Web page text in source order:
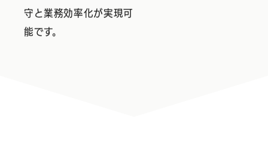
守と業務効率化が実現可
能です。